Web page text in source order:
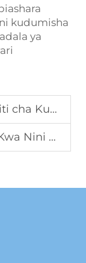
kudumisha
ya
Mwelekeo wa Chaguo B2B
hiki cha Afya